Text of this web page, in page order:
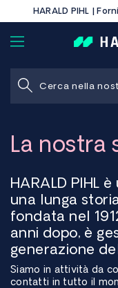
HARALD PIHL |
La nostra
HARALD PIHL
una lunga
fondata nel
anni dopo, è
generazione
Siamo in attività da
contatti in tutto il